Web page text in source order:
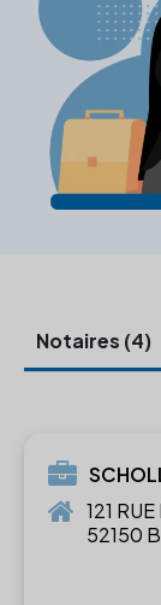
Notaires (4)
121
52150